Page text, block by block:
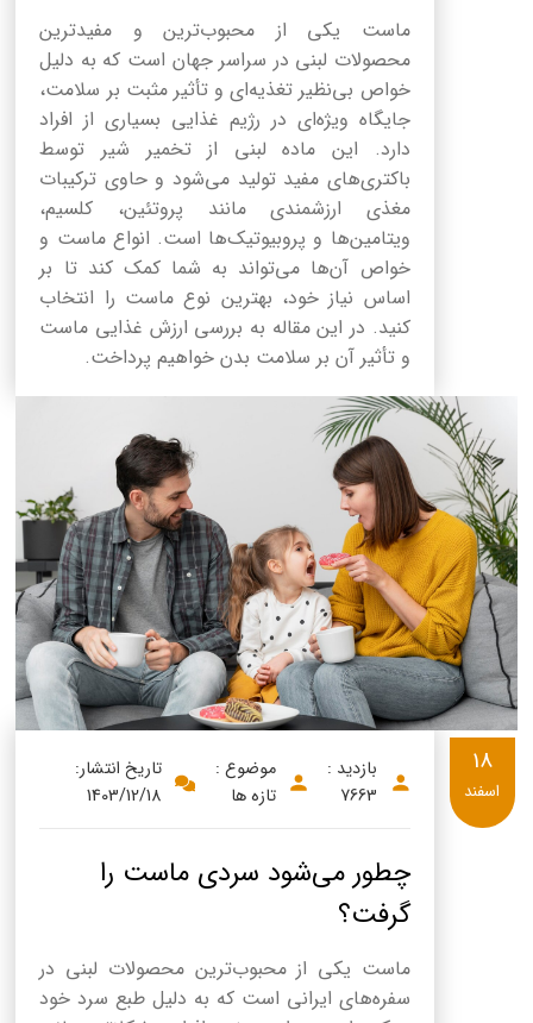
ماست یکی از محبوب‌ترین و مفیدترین
محصولات لبنی در سراسر جهان است که به دلیل
خواص بی‌نظیر تغذیه‌ای و تأثیر مثبت بر سلامت،
جایگاه ویژه‌ای در رژیم غذایی بسیاری از افراد
دارد. این ماده لبنی از تخمیر شیر توسط
باکتری‌های مفید تولید می‌شود و حاوی ترکیبات
مغذی ارزشمندی مانند پروتئین، کلسیم،
ویتامین‌ها و پروبیوتیک‌ها است. انواع ماست و
خواص آن‌ها می‌تواند به شما کمک کند تا بر
اساس نیاز خود، بهترین نوع ماست را انتخاب
کنید. در این مقاله به بررسی ارزش غذایی ماست
و تأثیر آن بر سلامت بدن خواهیم پرداخت.
بازدید :
7663
موضوع :
تازه ها
تاریخ انتشار:
1403/12/18
چطور می‌شود سردی ماست را
گرفت؟
ماست یکی از محبوب‌ترین محصولات لبنی در
سفره‌های ایرانی است که به دلیل طبع سرد خود
18
اسفند